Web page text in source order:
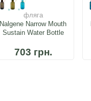
фляга
Nalgene Narrow Mouth
Sustain Water Bottle
703 грн.